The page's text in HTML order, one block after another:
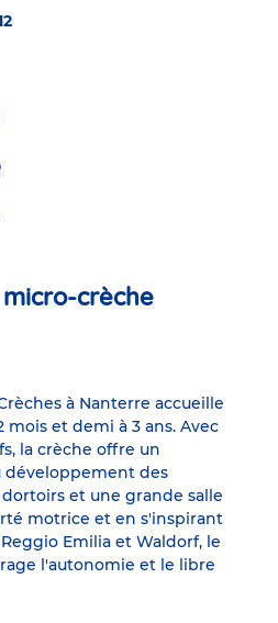
crèche
à Nanterre accueille
mois et demi à 3 ans. Avec
la crèche offre un
des
et une grande salle
motrice et en s'inspirant
Emilia et Waldorf, le
l'autonomie et le libre